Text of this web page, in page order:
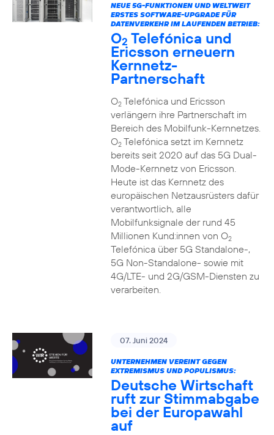
NEUE 5G-FUNKTIONEN UND WELTWEIT
ERSTES SOFTWARE-UPGRADE FÜR
DATENVERKEHR IM LAUFENDEN BETRIEB:
O2 Telefónica und
Ericsson erneuern
Kernnetz-
Partnerschaft
O2Telefónica und Ericsson
verlängern ihre Partnerschaft im
Bereich des Mobilfunk-Kernnetzes.
O2Telefónica setzt im Kernnetz
bereits seit 2020 auf das 5G Dual-
Mode-Kernnetz von Ericsson.
Heute ist das Kernnetz des
europäischen Netzausrüsters dafür
verantwortlich, alle
Mobilfunksignale der rund 45
Millionen Kund:innen von O2
Telefónica über 5G Standalone-,
5G Non-Standalone- sowie mit
4G/LTE- und 2G/GSM-Diensten zu
verarbeiten.
07. Juni 2024
UNTERNEHMEN VEREINT GEGEN
EXTREMISMUS UND POPULISMUS:
Deutsche Wirtschaft
ruft zur Stimmabgabe
bei der Europawahl
auf